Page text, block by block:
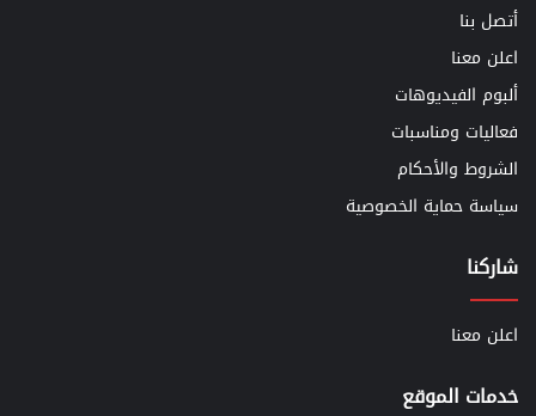
أتصل بنا
اعلن معنا
ألبوم الفيديوهات
فعاليات ومناسبات
الشروط والأحكام
سياسة حماية الخصوصية
شاركنا
اعلن معنا
خدمات الموقع